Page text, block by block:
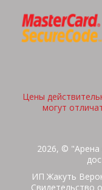
Цены
могут
2026, ©
ИП Жакуть
Свидетельство